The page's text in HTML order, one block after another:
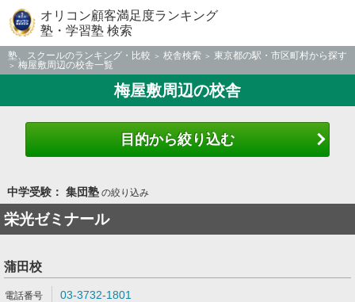
オリコン顧客満足度ランキング
塾・学習塾 検索
塾、スクールのランキング・比較 校舎検索
東京都の駅・市区町村から探す
梅屋敷周辺の校舎一覧
梅屋敷周辺の校舎
目的から絞り込む
中学受験： 集団塾の絞り込み
栄光ゼミナール
蒲田校
03-3732-1801